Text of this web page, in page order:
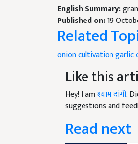
English Summary:
Published on:19
Related
onion cultivationgarlic
Like this
Hey! I amश्याम दांगी.
suggestions and
Read next